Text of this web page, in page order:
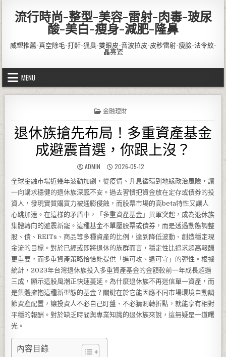
流行時尚-整型-美容-雷射-肉毒-玻尿
酸-美白-瘦身-減肥-隆鼻
威塑推薦-真空除毛-打鼾-狐臭-雙眼皮-音波拉皮-皮秒雷射-瘦臉-法令紋-
晶亮瓷
MENU
POSTED IN
金融理財
退休族搶先布局！多重資產基金
成避震首選，你跟上沒？
AUTHOR:
ADMIN PUBLISHED DATE:
2026-05-12
全球金融市場近幾年波動加劇，從疫情、升息循環到地緣政治風險，讓
一向講求穩健的退休族深感不安。過去習慣把資金放在定存或債券的投
資人，發現實質購買力被通膨侵蝕，而股票市場的高beta特性又讓人
心跳加速。在這樣的矛盾中，「多重資產基金」異軍突起，成為退休族
集體轉向的避震新寵。這種基金不單壓股票或債券，而是透過動態調整
股、債、REITs、商品等多種資產的比例，達到降低波動、創造穩定現
金流的目標。對於已經或即將退休的族群而言，穩定性比追求超高報酬
更重要，而多重資產策略恰恰能提供「進可攻、退可守」的彈性。根據
統計，2023年台灣退休族投入多重資產基金的金額較前一年成長超過
三成，顯示這股風潮正快速蔓延。為什麼退休族不再迷信單一資產，而
是集體擁抱這種新型態的基金？關鍵在於它能因應不同市場環境自動調
節資產配置，讓投資人不必自己盯盤、不必猜測轉折點，就能享有相對
平穩的報酬。對於缺乏時間與專業知識的退休族來說，這無疑是一道曙
光。
內容目錄